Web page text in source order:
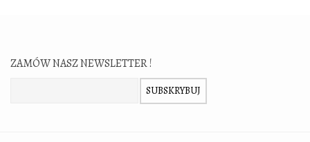
ZAMÓW NASZ NEWSLETTER !
SUBSKRYBUJ